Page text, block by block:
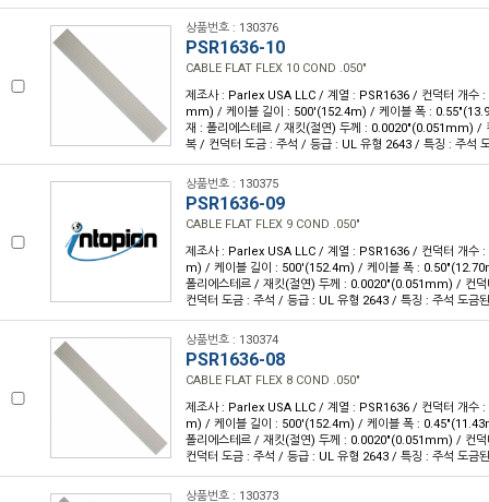
상품번호 : 130376
PSR1636-10
CABLE FLAT FLEX 10 COND .050"
제조사 : Parlex USA LLC / 계열 : PSR1636 / 컨덕터 개수
mm) / 케이블 길이 : 500'(152.4m) / 케이블 폭 :
재 : 폴리에스테르 / 재킷(절연) 두께 : 0.0020"(0.051mm) /
복 / 컨덕터 도금 : 주석 / 등급 : UL 유형 2643 / 특징 : 주석
상품번호 : 130375
PSR1636-09
CABLE FLAT FLEX 9 COND .050"
제조사 : Parlex USA LLC / 계열 : PSR1636 / 컨덕터 개수
m) / 케이블 길이 : 500'(152.4m) / 케이블 폭 :
폴리에스테르 / 재킷(절연) 두께 : 0.0020"(0.051mm) / 컨덕
컨덕터 도금 : 주석 / 등급 : UL 유형 2643 / 특징 : 주석 도금
상품번호 : 130374
PSR1636-08
CABLE FLAT FLEX 8 COND .050"
제조사 : Parlex USA LLC / 계열 : PSR1636 / 컨덕터 개수
m) / 케이블 길이 : 500'(152.4m) / 케이블 폭 :
폴리에스테르 / 재킷(절연) 두께 : 0.0020"(0.051mm) / 컨덕
컨덕터 도금 : 주석 / 등급 : UL 유형 2643 / 특징 : 주석 도금
상품번호 : 130373